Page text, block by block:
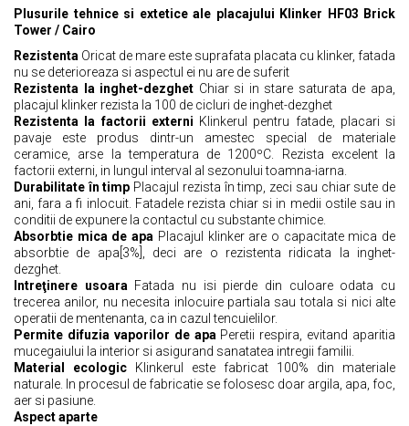
Plusurile tehnice si extetice ale placajului Klinker HF03 Brick
Tower / Cairo
Rezistenta Oricat de mare este suprafata placata cu klinker, fatada
nu se deterioreaza si aspectul ei nu are de suferit
Rezistenta la inghet-dezghet Chiar si in stare saturata de apa,
placajul klinker rezista la 100 de cicluri de inghet-dezghet
Rezistenta la factorii externi Klinkerul pentru fatade, placari si
pavaje este produs dintr-un amestec special de materiale
ceramice, arse la temperatura de 1200ºC. Rezista excelent la
factorii externi, in lungul interval al sezonului toamna-iarna.
Durabilitate în timp Placajul rezista în timp, zeci sau chiar sute de
ani, fara a fi inlocuit. Fatadele rezista chiar si in medii ostile sau in
conditii de expunere la contactul cu substante chimice.
Absorbtie mica de apa Placajul klinker are o capacitate mica de
absorbtie de apa[3%], deci are o rezistenta ridicata la inghet-
dezghet.
Intreţinere usoara Fatada nu isi pierde din culoare odata cu
trecerea anilor, nu necesita inlocuire partiala sau totala si nici alte
operatii de mentenanta, ca in cazul tencuielilor.
Permite difuzia vaporilor de apa Peretii respira, evitand aparitia
mucegaiului la interior si asigurand sanatatea intregii familii.
Material ecologic Klinkerul este fabricat 100% din materiale
naturale. In procesul de fabricatie se folosesc doar argila, apa, foc,
aer si pasiune.
Aspect aparte